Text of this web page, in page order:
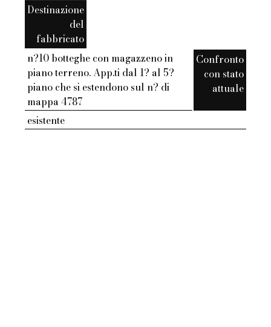
Destinazione
del
fabbricato
n?10 botteghe con magazzeno in
piano terreno. App.ti dal 1? al 5?
piano che si estendono sul n? di
mappa 4787
Confronto
con stato
attuale
esistente